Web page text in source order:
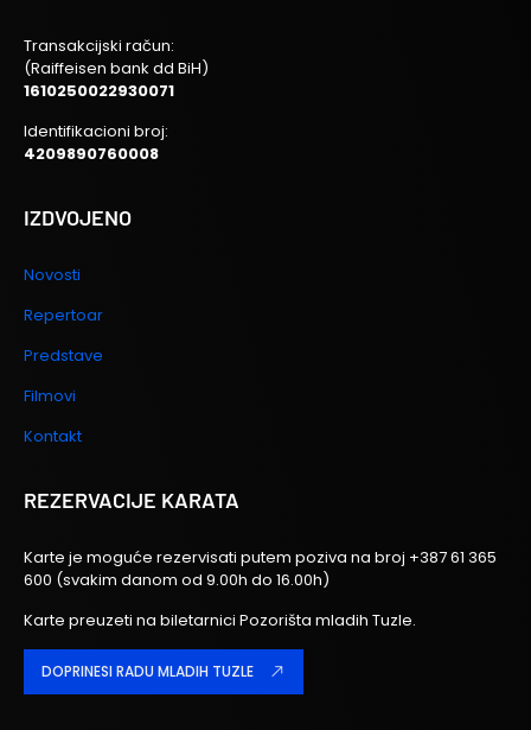
Transakcijski račun:
(Raiffeisen bank dd BiH)
1610250022930071
Identifikacioni broj:
4209890760008
IZDVOJENO
Novosti
Repertoar
Predstave
Filmovi
Kontakt
REZERVACIJE KARATA
Karte je moguće rezervisati putem poziva na broj +387 61 365
600 (svakim danom od 9.00h do 16.00h)
Karte preuzeti na biletarnici Pozorišta mladih Tuzle.
DOPRINESI RADU MLADIH TUZLE